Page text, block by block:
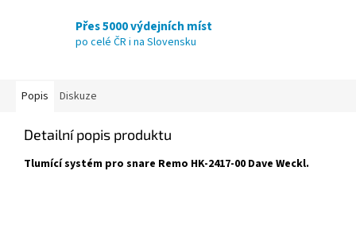
Přes 5000 výdejních míst
po celé ČR i na Slovensku
Popis Diskuze
Detailní popis produktu
Tlumící systém pro snare Remo HK-2417-00 Dave Weckl.